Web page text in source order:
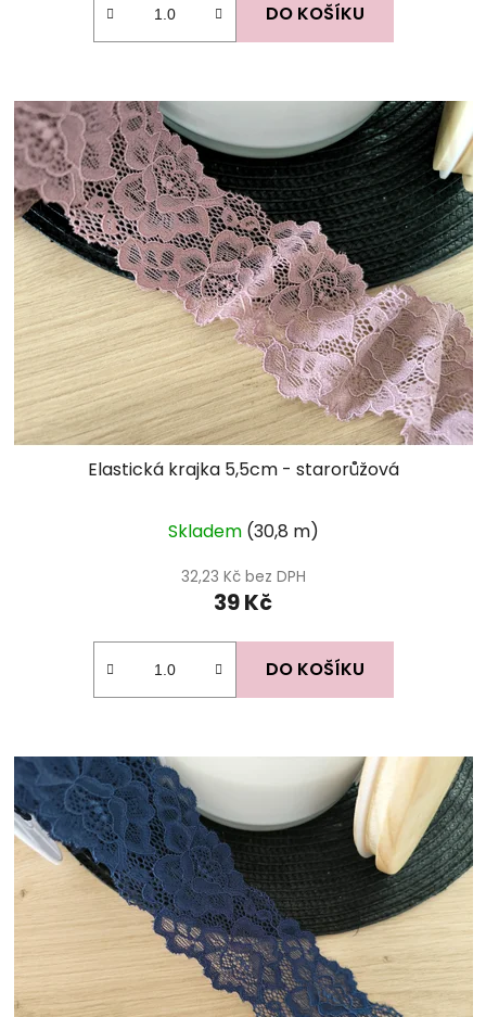
DO KOŠÍKU
Elastická krajka 5,5cm - starorůžová
Skladem (30,8 m)
32,23 Kč bez DPH
39 Kč
DO KOŠÍKU